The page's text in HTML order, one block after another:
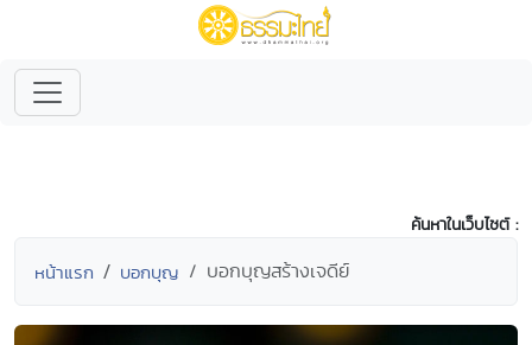
ค้นหาในเว็บไซต์ :
หน้าแรก บอกบุญ บอกบุญสร้างเจดีย์